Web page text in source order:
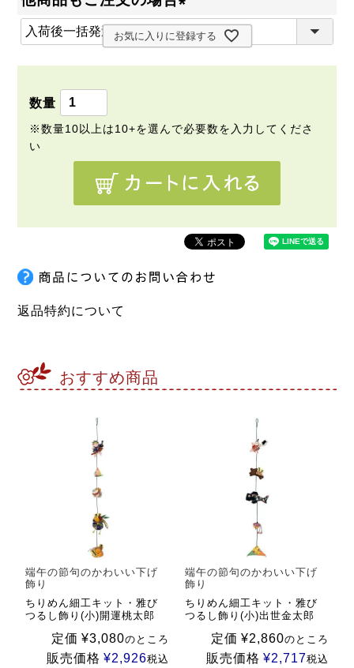
)
(
必
お気に入りに登録する
返品特約について
おすすめ商品
端午の節句のかわいい下げ
飾り
ちりめん細工キット・雅び
つるし飾り(小)開運桃太郎
定価 ¥3,080のところ
販売価格 ¥2,926税込
端午の節句のかわいい下げ
飾り
ちりめん細工キット・雅び
つるし飾り(小)出世金太郎
定価 ¥2,860のところ
販売価格 ¥2,717税込